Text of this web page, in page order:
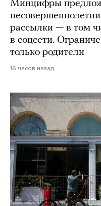
Минцифры
рассылки — в том
в соцсети.
только родители
16 часов назад